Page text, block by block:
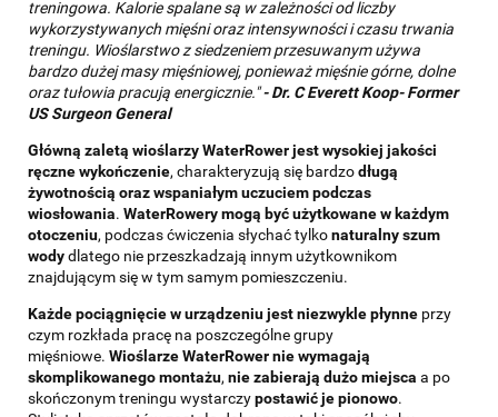
treningowa. Kalorie spalane są w zależności od liczby
wykorzystywanych mięśni oraz intensywności i czasu trwania
treningu. Wioślarstwo z siedzeniem przesuwanym używa
bardzo dużej masy mięśniowej, ponieważ mięśnie górne, dolne
oraz tułowia pracują energicznie."-Dr. C Everett Koop- Former
US Surgeon General
Główną zaletą wioślarzy WaterRower jest wysokiej jakości
ręczne wykończenie, charakteryzują się bardzodługą
żywotnością oraz wspaniałym uczuciem podczas
wiosłowania. WaterRowery mogą być użytkowane w każdym
otoczeniu, podczas ćwiczenia słychać tylkonaturalny szum
wodydlatego nie przeszkadzają innym użytkownikom
znajdującym się w tym samym pomieszczeniu.
Każde pociągnięcie w urządzeniu jest niezwykle płynne przy
czym rozkłada pracę na poszczególne grupy
mięśniowe. Wioślarze WaterRower nie wymagają
skomplikowanego montażu, nie zabierają dużo miejsca a po
skończonym treningu wystarczypostawić je pionowo.